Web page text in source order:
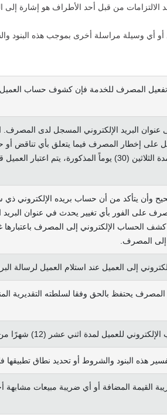
الالتزامات من قبل أحد الأطراف هو إشارة إلى
أو أي وسيلة مراسلة أخرى بموجب هذه البنود
ويدرك أنه عند تفعيل المصرف للخدمة فإن كشوف
البريد الإلكتروني المسجل لدى
تاريخ استلام كشف الحساب الإلكتروني. بعد انقضاء مدة
وأن يتأكد من أن حساب بريده الإلكتروني
على الفور بأي تغيير يحدث في عنوان
كشف الحساب الإلكتروني إلى المصرف
إلى المصرف.
إلى العميل عند استلام العميل لرسالة
المصرف يحتفظ بالحق وفقا لسلطته
شهرًا من بيانات الاشتراك في كشوف الحساب الإلكترونية.
هذه البنود والشروط أو تحديد نطاق تطبيقها
القيمة المضافة أو أي ضريبة مبيعات